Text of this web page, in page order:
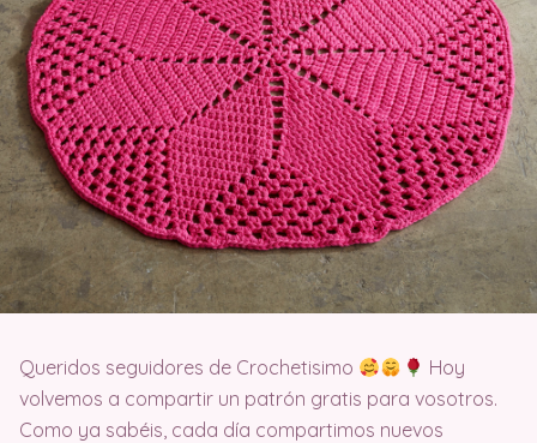
Queridos seguidores de Crochetisimo
Hoy
volvemos a compartir un patrón gratis para vosotros.
Como ya sabéis, cada día compartimos nuevos